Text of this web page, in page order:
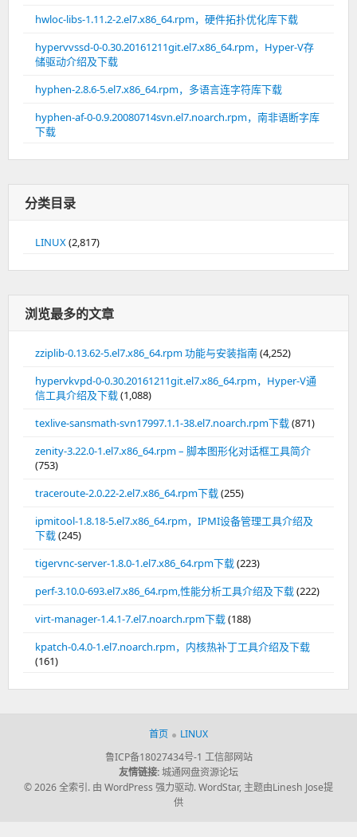
hwloc-libs-1.11.2-2.el7.x86_64.rpm，硬件拓扑优化库下载
hypervvssd-0-0.30.20161211git.el7.x86_64.rpm，Hyper-V存
储驱动介绍及下载
hyphen-2.8.6-5.el7.x86_64.rpm，多语言连字符库下载
hyphen-af-0-0.9.20080714svn.el7.noarch.rpm，南非语断字库
下载
分类目录
LINUX(2,817)
浏览最多的文章
zziplib-0.13.62-5.el7.x86_64.rpm 功能与安装指南(4,252)
hypervkvpd-0-0.30.20161211git.el7.x86_64.rpm，Hyper-V通
信工具介绍及下载(1,088)
texlive-sansmath-svn17997.1.1-38.el7.noarch.rpm下载(871)
zenity-3.22.0-1.el7.x86_64.rpm – 脚本图形化对话框工具简介
(753)
traceroute-2.0.22-2.el7.x86_64.rpm下载(255)
ipmitool-1.8.18-5.el7.x86_64.rpm，IPMI设备管理工具介绍及
下载(245)
tigervnc-server-1.8.0-1.el7.x86_64.rpm下载(223)
perf-3.10.0-693.el7.x86_64.rpm,性能分析工具介绍及下载(222)
virt-manager-1.4.1-7.el7.noarch.rpm下载(188)
kpatch-0.4.0-1.el7.noarch.rpm，内核热补丁工具介绍及下载
(161)
首页
LINUX
鲁ICP备18027434号-1 工信部网站
友情链接:城通网盘资源论坛
© 2026 全索引. 由 WordPress 强力驱动.WordStar, 主题由Linesh Jose提
供